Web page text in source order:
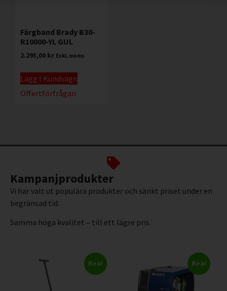
Färgband Brady B30-
R10000-YL GUL
2.295,00 kr Exkl. moms
Lägg I Kundvagn
Offertförfrågan
Kampanjprodukter
Vi har valt ut populära produkter och sänkt priset under en
begränsad tid.
Samma höga kvalitet – till ett lägre pris.
Rea! Rea!